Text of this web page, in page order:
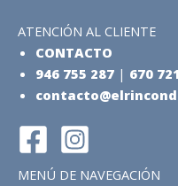
ATENCIÓN AL CLIENTE
CONTACTO
946 755 287 | 670
MENÚ DE NAVEGACIÓN